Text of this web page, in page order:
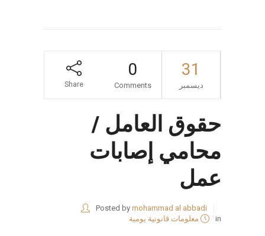
31
ديسمبر
0
Comments
Share
حقوق العامل /
محامي إصابات
عمل
Posted by mohammad al abbadi
in
معلومات قانونية يومية